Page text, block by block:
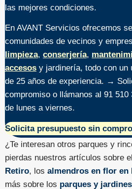
las mejores condiciones.
En AVANT Servicios ofrecemos
comunidades de vecinos y
limpieza, conserjería,
accesos y jardinería, todo con un
de 25 años de experiencia. →
compromiso o llámanos al 91
de lunes a viernes.
Solicita presupuesto sin
¿Te interesan otros parques y
pierdas nuestros artículos sobre el
Retiro, los almendros en flor en
más sobre los parques y